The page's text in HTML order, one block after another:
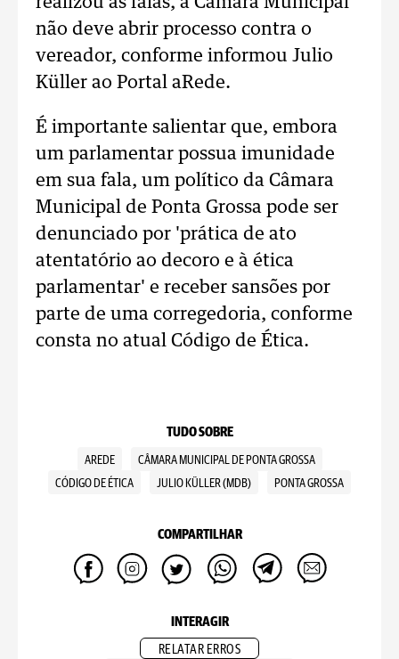
não deve abrir processo contra o
vereador, conforme informou Julio
Küller ao Portal aRede.
É importante salientar que, embora
um parlamentar possua imunidade
em sua fala, um político da Câmara
Municipal de Ponta Grossa pode ser
denunciado por 'prática de ato
atentatório ao decoro e à ética
parlamentar' e receber sansões por
parte de uma corregedoria, conforme
consta no atual Código de Ética.
TUDO SOBRE
AREDE
CÂMARA MUNICIPAL DE PONTA GROSSA
CÓDIGO DE ÉTICA
JULIO KÜLLER (MDB) PONTA GROSSA
COMPARTILHAR
INTERAGIR
RELATAR ERROS